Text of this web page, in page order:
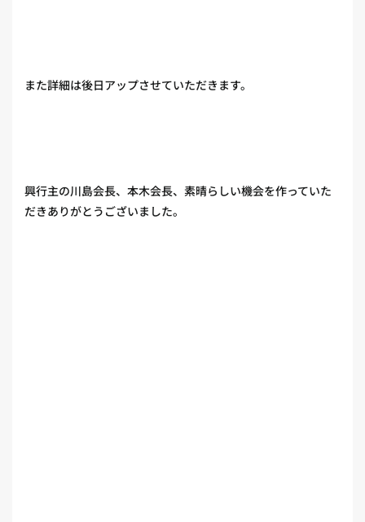
また詳細は後日アップさせていただきます。
興行主の川島会長、本木会長、素晴らしい機会を作っていた
だきありがとうございました。